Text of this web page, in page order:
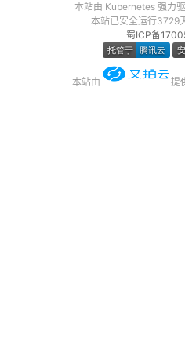
友
关
本站由 Kubernetes 强力
本站已安全运行3729
蜀ICP备
本站由 提